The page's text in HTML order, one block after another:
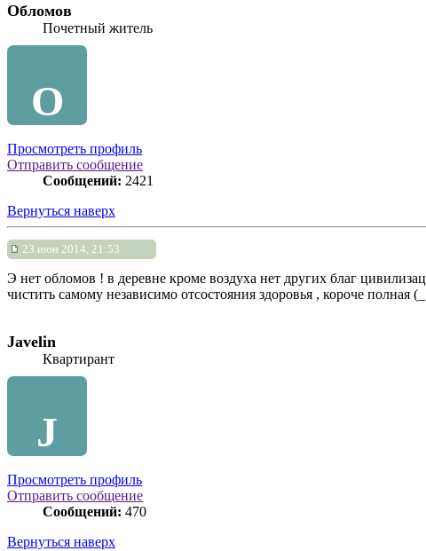
Обломов
Почетный житель
О
Просмотреть профиль
Отправить сообщение
Сообщений: 2421
Вернуться наверх
23 июн 2014, 21:53
Э нет обломов ! в деревне кроме воздуха нет других благ
чистить самому независимо отсостояния здоровья , короче полная
Javelin
Квартирант
J
Просмотреть профиль
Отправить сообщение
Сообщений: 470
Вернуться наверх